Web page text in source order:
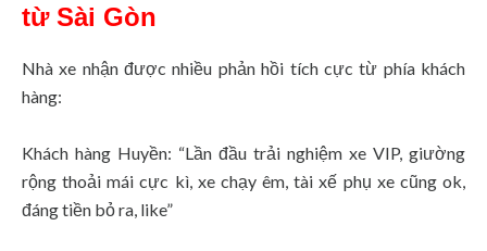
từ Sài Gòn
Nhà xe nhận được nhiều phản hồi tích cực từ phía khách
hàng:
Khách hàng Huyền: “Lần đầu trải nghiệm xe VIP, giường
rộng thoải mái cực kì, xe chạy êm, tài xế phụ xe cũng ok,
đáng tiền bỏ ra, like”